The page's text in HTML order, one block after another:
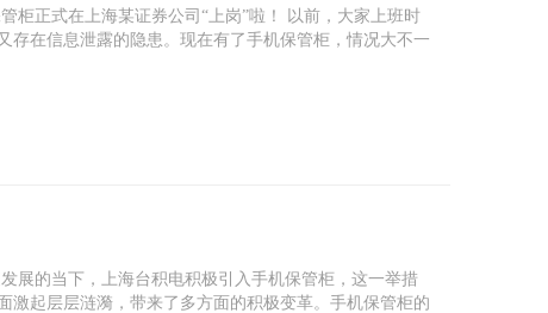
柜正式在上海某证券公司“上岗”啦！ 以前，大家上班时
在信息泄露的隐患。现在有了手机保管柜，情况大不一
展的当下，上海台积电积极引入手机保管柜，这一举措
激起层层涟漪，带来了多方面的积极变革。手机保管柜的